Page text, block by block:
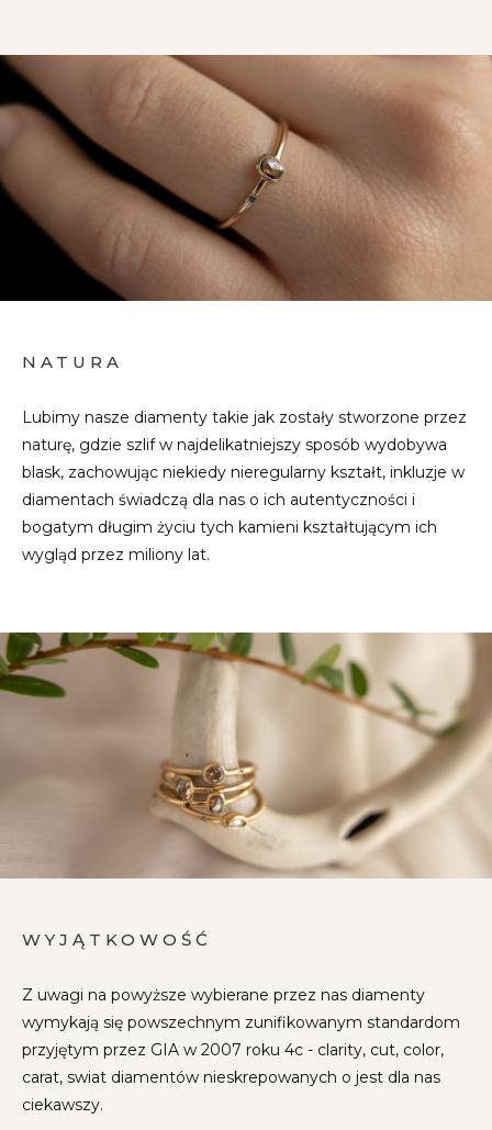
NATURA
Lubimy nasze diamenty takie jak zostały stworzone przez
naturę, gdzie szlif w najdelikatniejszy sposób wydobywa
blask, zachowując niekiedy nieregularny kształt, inkluzje w
diamentach świadczą dla nas o ich autentyczności i
bogatym długim życiu tych kamieni kształtującym ich
wygląd przez miliony lat.
WYJĄTKOWOŚĆ
Z uwagi na powyższe wybierane przez nas diamenty
wymykają się powszechnym zunifikowanym standardom
przyjętym przez GIA w 2007 roku 4c - clarity, cut, color,
carat, swiat diamentów nieskrepowanych o jest dla nas
ciekawszy.